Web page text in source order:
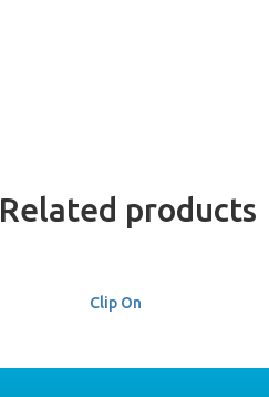
Related products
Clip On